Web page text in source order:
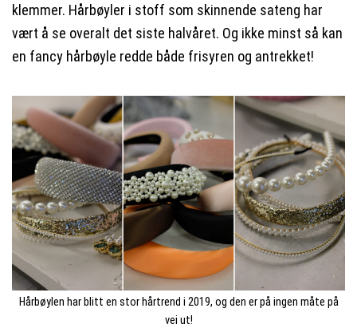
klemmer. Hårbøyler i stoff som skinnende sateng har
vært å se overalt det siste halvåret. Og ikke minst så kan
en fancy hårbøyle redde både frisyren og antrekket!
Hårbøylen har blitt en stor hårtrend i 2019, og den er på ingen måte på
vei ut!